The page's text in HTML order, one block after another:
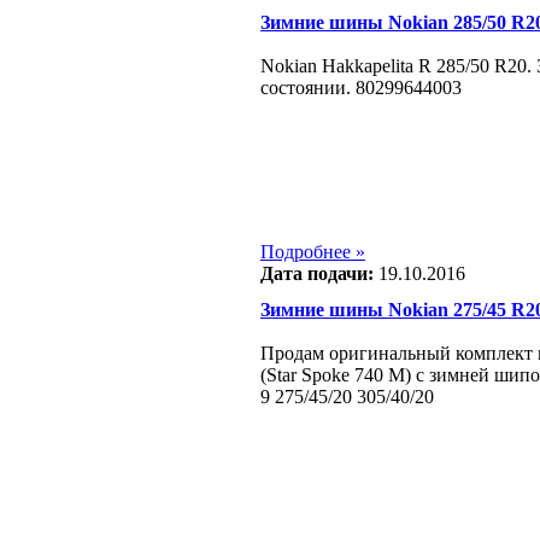
Зимние шины Nokian 285/50
Nokian Hakkapelita R 285/50
состоянии. 80299644003
Подробнее »
Дата подачи: 19.10.2016
Зимние шины Nokian 275/45
Продам оригинальный
(Star Spoke 740 М) с зимней
9 275/45/20 305/40/20